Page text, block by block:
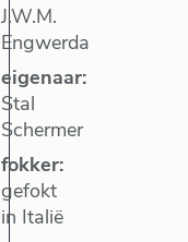
J.W.M.
Engwerda
eigenaar:
Stal
Schermer
fokker:
gefokt
in Italië